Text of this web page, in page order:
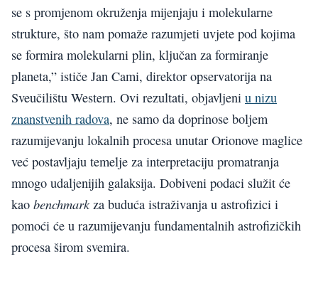
se s promjenom okruženja mijenjaju i molekularne
strukture, što nam pomaže razumjeti uvjete pod kojima
se formira molekularni plin, ključan za formiranje
planeta,” ističe Jan Cami, direktor opservatorija na
Sveučilištu Western. Ovi rezultati, objavljeni u nizu
znanstvenih radova, ne samo da doprinose boljem
razumijevanju lokalnih procesa unutar Orionove maglice
već postavljaju temelje za interpretaciju promatranja
mnogo udaljenijih galaksija. Dobiveni podaci služit će
kao benchmarkza buduća istraživanja u astrofizici i
pomoći će u razumijevanju fundamentalnih astrofizičkih
procesa širom svemira.